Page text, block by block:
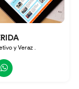
y Veraz .